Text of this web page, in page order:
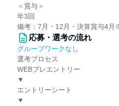
＜賞与＞
年3回
備考：7月・12月・決算賞与4
応募・選考の流れ
グループワークなし
選考プロセス
WEBプレエントリー
▼
エントリーシート
▼